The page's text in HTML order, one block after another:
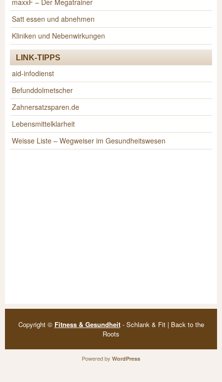
Satt essen und abnehmen
Kliniken und Nebenwirkungen
LINK-TIPPS
aid-infodienst
Befunddolmetscher
Zahnersatzsparen.de
Lebensmittelklarheit
Weisse Liste – Wegweiser im Gesundheitswesen
Copyright © Fitness & Gesundheit- Schlank & Fit | Back to the
Roots
Powered by WordPress